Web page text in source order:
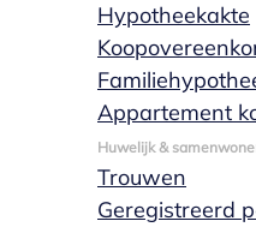
Hypotheekakte
Appartement
Huwelijk &
Trouwen
Geregistreerd
te worden bij een
notariële akte, en
opgericht
dient de
worden in het